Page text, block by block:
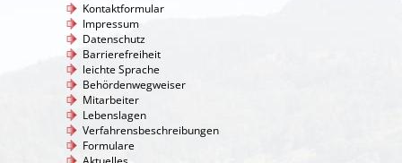
Kontaktformular
Impressum
Datenschutz
Barrierefreiheit
leichte Sprache
Behördenwegweiser
Mitarbeiter
Lebenslagen
Verfahrensbeschreibungen
Formulare